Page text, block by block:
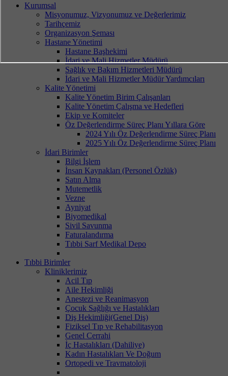
Kurumsal
Misyonumuz, Vizyonumuz ve Değerlerimiz
Tarihçemiz
Organizasyon Şeması
Hastane Yönetimi
Hastane Başhekimi
İdari ve Mali Hizmetler Müdürü
Sağlık ve Bakım Hizmetleri Müdürü
İdari ve Mali Hizmetler Müdür Yardımcıları
Kalite Yönetimi
Kalite Yönetim Birim Çalışanları
Kalite Yönetim Çalışma ve Hedefleri
Ekip ve Komiteler
Öz Değerlendirme Süreç Planı Yıllara Göre
2024 Yılı Öz Değerlendirme Süreç Planı
2025 Yılı Öz Değerlendirme Süreç Planı
İdari Birimler
Bilgi İşlem
İnsan Kaynakları (Personel Özlük)
Satın Alma
Mutemetlik
Vezne
Ayniyat
Biyomedikal
Sivil Savunma
Faturalandırma
Tıbbi Sarf Medikal Depo
Tıbbi Birimler
Kliniklerimiz
Acil Tıp
Aile Hekimliği
Anestezi ve Reanimasyon
Çocuk Sağlığı ve Hastalıkları
Diş Hekimliği(Genel Diş)
Fiziksel Tıp ve Rehabilitasyon
Genel Cerrahi
İç Hastalıkları (Dahiliye)
Kadın Hastalıkları Ve Doğum
Ortopedi ve Travmatoloji